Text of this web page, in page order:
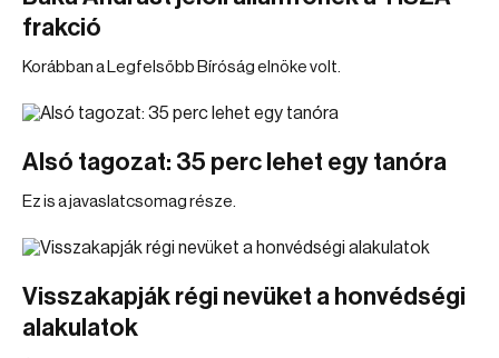
frakció
Korábban a Legfelsőbb Bíróság elnöke volt.
Alsó tagozat: 35 perc lehet egy tanóra
Ez is a javaslatcsomag része.
Visszakapják régi nevüket a honvédségi
alakulatok